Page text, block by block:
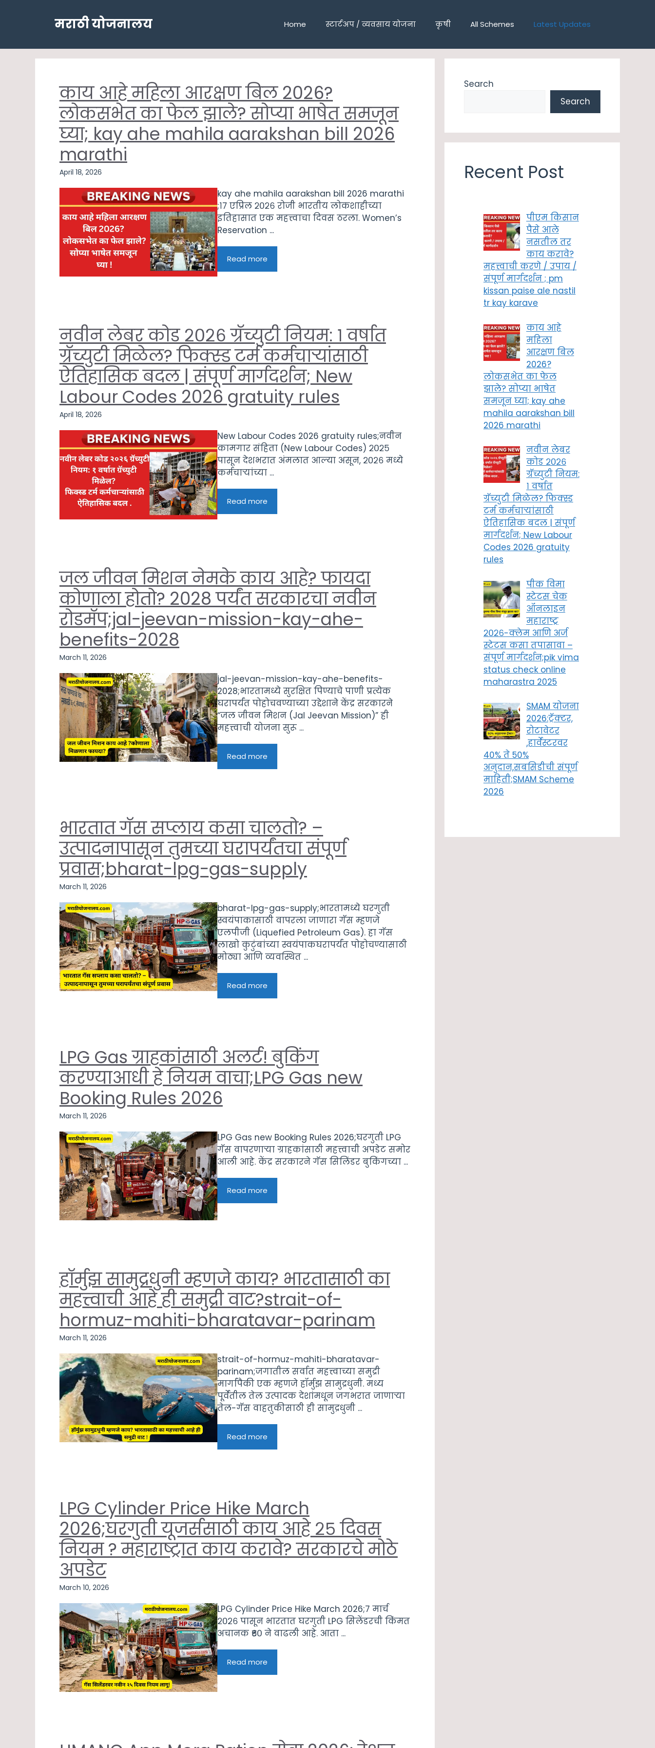
मराठी योजनालय Home स्टार्टअप / व्यवसाय योजना कृषी All Schemes Latest Updates
काय आहे महिला आरक्षण बिल 2026?
लोकसभेत का फेल झाले? सोप्या भाषेत समजून
घ्या; kay ahe mahila aarakshan bill 2026
marathi
April 18, 2026
kay ahe mahila aarakshan bill 2026 marathi
;१७ एप्रिल २०२६ रोजी भारतीय लोकशाहीच्या
इतिहासात एक महत्त्वाचा दिवस ठरला. Women’s
Reservation ...
Read more
नवीन लेबर कोड २०२६ ग्रॅच्युटी नियम: १ वर्षात
ग्रॅच्युटी मिळेल? फिक्स्ड टर्म कर्मचाऱ्यांसाठी
ऐतिहासिक बदल | संपूर्ण मार्गदर्शन; New
Labour Codes 2026 gratuity rules
April 18, 2026
New Labour Codes 2026 gratuity rules;नवीन
कामगार संहिता (New Labour Codes) २०२५
पासून देशभरात अंमलात आल्या असून, २०२६ मध्ये
कर्मचाऱ्यांच्या ...
Read more
जल जीवन मिशन नेमके काय आहे? फायदा
कोणाला होतो? 2028 पर्यंत सरकारचा नवीन
रोडमॅप;jal-jeevan-mission-kay-ahe-
benefits-2028
March 11, 2026
jal-jeevan-mission-kay-ahe-benefits-
2028;भारतामध्ये सुरक्षित पिण्याचे पाणी प्रत्येक
घरापर्यंत पोहोचवण्याच्या उद्देशाने केंद्र सरकारने
“जल जीवन मिशन (Jal Jeevan Mission)” ही
महत्त्वाची योजना सुरू ...
Read more
भारतात गॅस सप्लाय कसा चालतो? –
उत्पादनापासून तुमच्या घरापर्यंतचा संपूर्ण
प्रवास;bharat-lpg-gas-supply
March 11, 2026
bharat-lpg-gas-supply;भारतामध्ये घरगुती
स्वयंपाकासाठी वापरला जाणारा गॅस म्हणजे
एलपीजी (Liquefied Petroleum Gas). हा गॅस
लाखो कुटुंबांच्या स्वयंपाकघरापर्यंत पोहोचण्यासाठी
मोठ्या आणि व्यवस्थित ...
Read more
LPG Gas ग्राहकांसाठी अलर्ट! बुकिंग
करण्याआधी हे नियम वाचा;LPG Gas new
Booking Rules 2026
March 11, 2026
LPG Gas new Booking Rules 2026;घरगुती LPG
गॅस वापरणाऱ्या ग्राहकांसाठी महत्त्वाची अपडेट समोर
आली आहे. केंद्र सरकारने गॅस सिलिंडर बुकिंगच्या ...
Read more
हॉर्मुझ सामुद्रधुनी म्हणजे काय? भारतासाठी का
महत्त्वाची आहे ही समुद्री वाट?strait-of-
hormuz-mahiti-bharatavar-parinam
March 11, 2026
strait-of-hormuz-mahiti-bharatavar-
parinam;जगातील सर्वात महत्त्वाच्या समुद्री
मार्गांपैकी एक म्हणजे हॉर्मुझ सामुद्रधुनी. मध्य
पूर्वेतील तेल उत्पादक देशांमधून जगभरात जाणाऱ्या
तेल-गॅस वाहतुकीसाठी ही सामुद्रधुनी ...
Read more
LPG Cylinder Price Hike March
2026;घरगुती यूजर्ससाठी काय आहे २५ दिवस
नियम ? महाराष्ट्रात काय करावे? सरकारचे मोठे
अपडेट
March 10, 2026
LPG Cylinder Price Hike March 2026;७ मार्च
२०२६ पासून भारतात घरगुती LPG सिलेंडरची किंमत
अचानक ₹६० ने वाढली आहे. आता ...
Read more
Search
Search
Recent Post
पीएम किसान
पैसे आले
नसतील तर
काय करावे?
महत्त्वाची करणे / उपाय /
संपूर्ण मार्गदर्शन ; pm
kissan paise ale nastil
tr kay karave
काय आहे
महिला
आरक्षण बिल
2026?
लोकसभेत का फेल
झाले? सोप्या भाषेत
समजून घ्या; kay ahe
mahila aarakshan bill
2026 marathi
नवीन लेबर
कोड २०२६
ग्रॅच्युटी नियम:
१ वर्षात
ग्रॅच्युटी मिळेल? फिक्स्ड
टर्म कर्मचाऱ्यांसाठी
ऐतिहासिक बदल | संपूर्ण
मार्गदर्शन; New Labour
Codes 2026 gratuity
rules
पीक विमा
स्टेटस चेक
ऑनलाइन
महाराष्ट्र
२०२६-क्लेम आणि अर्ज
स्टेटस कसा तपासावा –
संपूर्ण मार्गदर्शन;pik vima
status check online
maharastra 2025
SMAM योजना
2026:ट्रॅक्टर,
रोटावेटर
,हार्वेस्टरवर
40% ते 50%
अनुदान,सबसिडीची संपूर्ण
माहिती;SMAM Scheme
2026